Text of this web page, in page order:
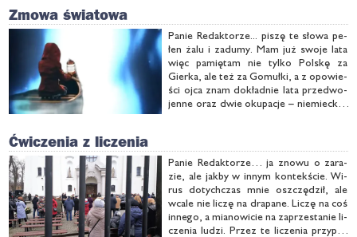
Zmowa światowa
Pa­nie Re­dak­to­rze... pi­szę te sło­wa pe­
łen ża­lu i za­du­my. Mam już swo­je la­ta
więc pa­mię­tam nie tyl­ko Pol­skę za
Gier­ka, ale też za Go­muł­ki, a z opo­wie­
ści oj­ca znam do­kład­nie la­ta przed­wo­
jen­ne oraz dwie oku­pa­cje – nie­miec­ką i
Ćwiczenia z liczenia
Pa­nie Re­dak­to­rze… ja zno­wu o za­ra­
zie, ale jak­by w in­nym kon­tek­ście. Wi­
rus do­tych­czas mnie oszczę­dził, ale
wca­le nie li­czę na dra­pa­ne. Li­czę na coś
in­ne­go, a mia­no­wi­cie na za­prze­sta­nie li­
cze­nia lu­dzi. Przez te li­cze­nia przy­po­